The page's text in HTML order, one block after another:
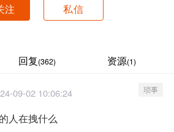
注 私信
回复(362) 资源(1)
09-02 10:06:24 琐事
人在拽什么